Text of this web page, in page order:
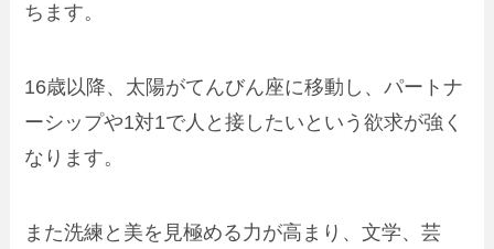
ちます。
16歳以降、太陽がてんびん座に移動し、パートナ
ーシップや1対1で人と接したいという欲求が強く
なります。
また洗練と美を見極める力が高まり、文学、芸